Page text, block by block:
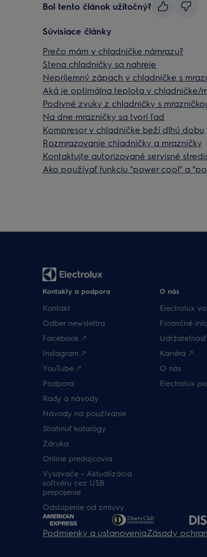
Bol tento článok užitočný?
Súvisiace články
Prečo mám v chladničke námrazu?
Stena chladničky sa nahreje
Nepríjemný zápach v chladničke s
Aká je optimálna teplota v chladničke/
Podivné zvuky z chladničky s
Na dne mrazničky sa tvorí ľad
Kompresor v chladničke beží dlhú dobu
Rozmrazovanie chladničky a mrazničky
Kontaktujte autorizované servisné
Ako používať funkciu "power cool" a
Kontakty a podpora
Kontakt
Odber newslettra
Facebook 🡕
Instagram 🡕
YouTube 🡕
Podpora
Rady a návody
Návody na používanie
Stiahnuť katalógy
Záruka
Online predajcovia
Vysávače – Aktualizácia
softvéru cez USB
prepojenie
Odstúpenie od zmluvy
O nás
Electrolux
Finančné
Kariéra 🡕
O nás
Electrolux
Podmienky a ustanoveniaZásady